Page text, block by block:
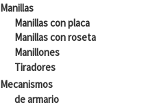
Manillas
Manillas con placa
Manillas con roseta
Manillones
Tiradores
Mecanismos
de armario